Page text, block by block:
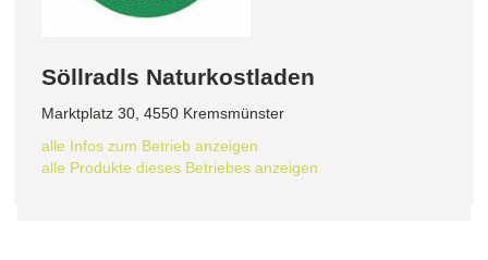
Söllradls Naturkostladen
Marktplatz 30, 4550 Kremsmünster
alle Infos zum Betrieb anzeigen
alle Produkte dieses Betriebes anzeigen